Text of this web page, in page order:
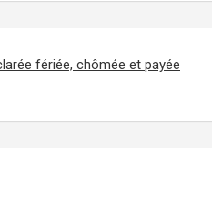
fériée, chômée et payée